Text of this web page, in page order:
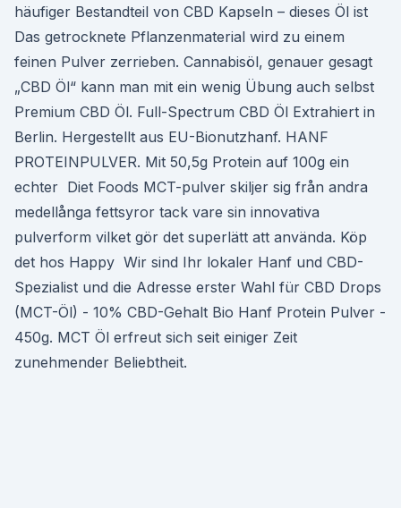
häufiger Bestandteil von CBD Kapseln – dieses Öl ist
Das getrocknete Pflanzenmaterial wird zu einem
feinen Pulver zerrieben. Cannabisöl, genauer gesagt
„CBD Öl“ kann man mit ein wenig Übung auch selbst
Premium CBD Öl. Full-Spectrum CBD Öl Extrahiert in
Berlin. Hergestellt aus EU-Bionutzhanf. HANF
PROTEINPULVER. Mit 50,5g Protein auf 100g ein
echter Diet Foods MCT-pulver skiljer sig från andra
medellånga fettsyror tack vare sin innovativa
pulverform vilket gör det superlätt att använda. Köp
det hos Happy Wir sind Ihr lokaler Hanf und CBD-
Spezialist und die Adresse erster Wahl für CBD Drops
(MCT-Öl) - 10% CBD-Gehalt Bio Hanf Protein Pulver -
450g. MCT Öl erfreut sich seit einiger Zeit
zunehmender Beliebtheit.